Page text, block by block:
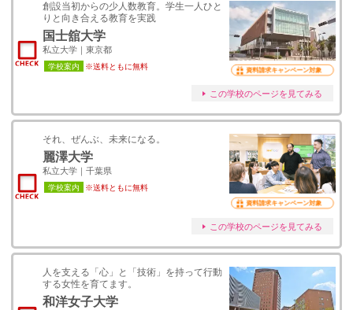
創設当初からの少人数教育。学生一人ひと
りと向き合える教育を実践
国士舘大学
私立大学｜東京都
学校案内 ※送料ともに無料 資料請求キャンペーン対象
この学校のページを見てみる
それ、ぜんぶ、未来になる。
麗澤大学
私立大学｜千葉県
学校案内 ※送料ともに無料
資料請求キャンペーン対象
この学校のページを見てみる
人を支える「心」と「技術」を持って行動
する女性を育てます。
和洋女子大学